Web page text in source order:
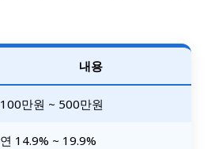
내용
100만원 ~ 500만원
연 14.9% ~ 19.9%